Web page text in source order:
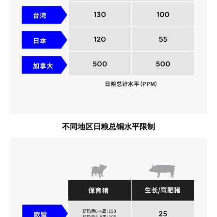
不同地区日粮总铜水平限制